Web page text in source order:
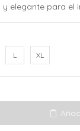
elegante para el
L XL